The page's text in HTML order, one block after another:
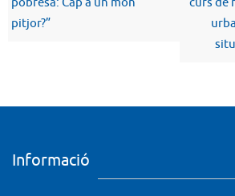
pitjor?”
Informació